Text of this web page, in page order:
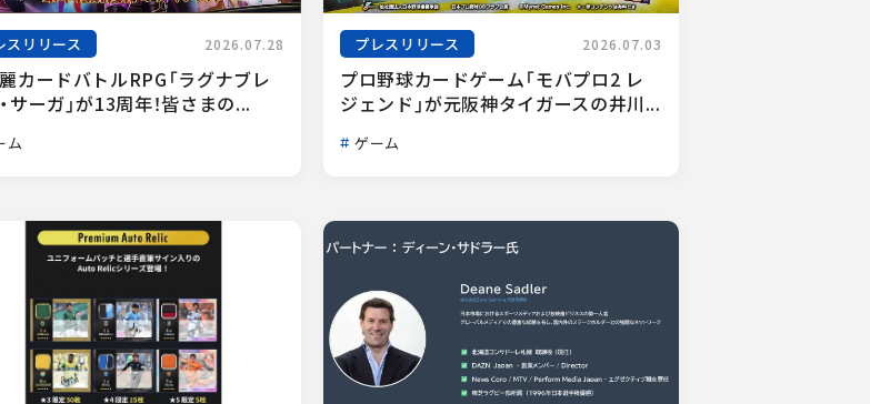
スリリース 2026.07.28
カードバトルRPG「ラグナブレ
サーガ」が13周年！皆さまの...
ム
プレスリリース 2026.07.03
プロ野球カードゲーム「モバプロ2 レ
ジェンド」が元阪神タイガースの井川...
ゲーム